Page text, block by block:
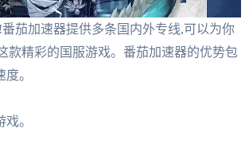
茄加速器提供多条国内外专线,可以为你
款精彩的国服游戏。番茄加速器的优势包
。
。